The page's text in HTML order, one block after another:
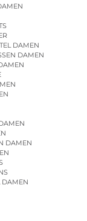
DAMEN
DAMEN
DAMEN
DAMEN